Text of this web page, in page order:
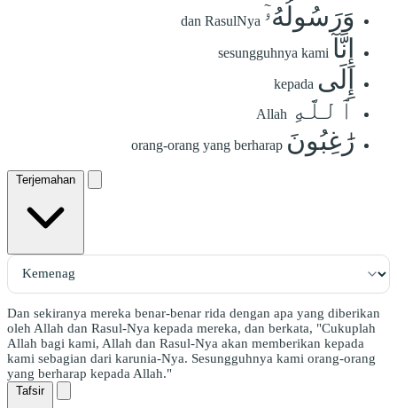
وَرَسُولُهُۥٓ dan RasulNya
إِنَّآ sesungguhnya kami
إِلَى kepada
ٱللَّهِ Allah
رَٰغِبُونَ orang-orang yang berharap
Terjemahan
Dan sekiranya mereka benar-benar rida dengan apa yang diberikan
oleh Allah dan Rasul-Nya kepada mereka, dan berkata, "Cukuplah
Allah bagi kami, Allah dan Rasul-Nya akan memberikan kepada
kami sebagian dari karunia-Nya. Sesungguhnya kami orang-orang
yang berharap kepada Allah."
Tafsir